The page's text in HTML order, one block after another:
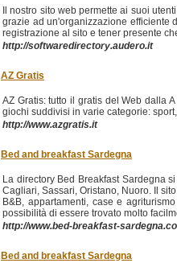
Il nostro sito web permette ai suoi
grazie ad un'organizzazione efficiente
registrazione al sito e tener presente
http://softwaredirectory.audero.it
AZ Gratis
AZ Gratis: tutto il gratis del Web dalla
giochi suddivisi in varie categorie:
http://www.azgratis.it
Bed and breakfast Sardegna
La directory Bed Breakfast Sardegna
Cagliari, Sassari, Oristano, Nuoro. Il
B&B, appartamenti, case e
possibilità di essere trovato molto
http://www.bed-breakfast-
Bed and breakfast Sardegna